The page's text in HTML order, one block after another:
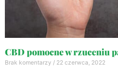
CBD pomocne w rzuceniu
Brak komentarzy 22 czerwca, 2022